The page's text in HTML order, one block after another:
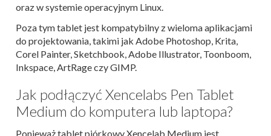
oraz w systemie operacyjnym Linux.
Poza tym tablet jest kompatybilny z wieloma aplikacjami
do projektowania, takimi jak Adobe Photoshop, Krita,
Corel Painter, Sketchbook, Adobe Illustrator, Toonboom,
Inkspace, ArtRage czy GIMP.
Jak podłączyć Xencelabs Pen Tablet
Medium do komputera lub laptopa?
Ponieważ tablet piórkowy Xencelab Medium jest